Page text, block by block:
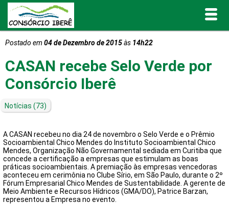
Inicial
O Consórcio Iberê
Projetos
Portal de Transparência
Publicações
Informativos e Relatórios
Postado em 04 de Dezembro de 2015às 14h22
CASAN recebe Selo Verde por
Consórcio Iberê
Notícias (73)
A CASAN recebeu no dia 24 de novembro o Selo Verde e o Prêmio
Socioambiental Chico Mendes do Instituto Socioambiental Chico
Mendes, Organização Não Governamental sediada em Curitiba que
concede a certificação a empresas que estimulam as boas
práticas socioambientais. A premiação às empresas vencedoras
aconteceu em cerimônia no Clube Sírio, em São Paulo, durante o 2º
Fórum Empresarial Chico Mendes de Sustentabilidade. A gerente de
Meio Ambiente e Recursos Hídricos (GMA/DO), Patrice Barzan,
representou a Empresa no evento.